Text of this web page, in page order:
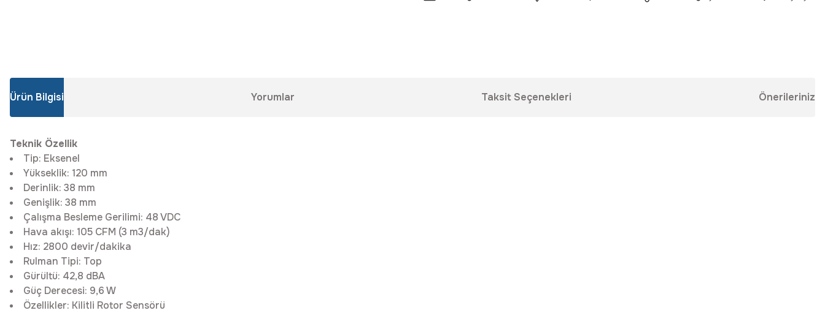
Ürün Bilgisi Yorumlar Taksit Seçenekleri Önerileriniz
Teknik Özellik
Tip: Eksenel
Yükseklik: 120 mm
Derinlik: 38 mm
Genişlik: 38 mm
Çalışma Besleme Gerilimi: 48 VDC
Hava akışı: 105 CFM (3 m3/dak)
Hız: 2800 devir/dakika
Rulman Tipi: Top
Gürültü: 42,8 dBA
Güç Derecesi: 9,6 W
Özellikler: Kilitli Rotor Sensörü